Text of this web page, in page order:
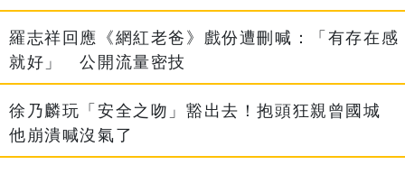
羅志祥回應《網紅老爸》戲份遭刪喊：「有存在感
就好」 公開流量密技
徐乃麟玩「安全之吻」豁出去！抱頭狂親曾國城
他崩潰喊沒氣了